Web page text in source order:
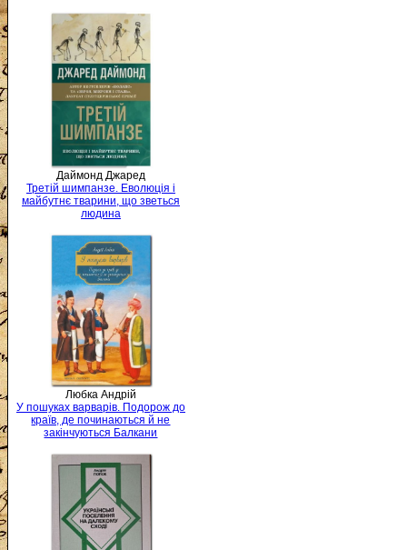
Даймонд Джаред
Третій шимпанзе. Еволюція і
майбутнє тварини, що зветься
людина
Любка Андрій
У пошуках варварів. Подорож до
країв, де починаються й не
закінчуються Балкани